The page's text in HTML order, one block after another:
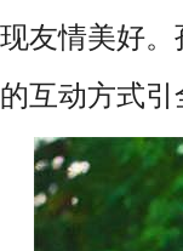
现友情美好
的互动方式引